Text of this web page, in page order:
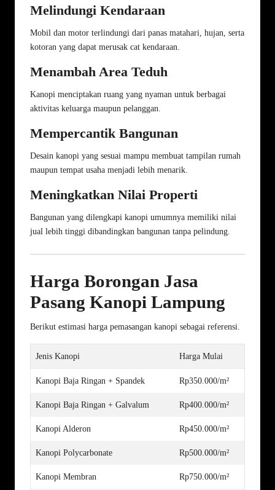
Melindungi Kendaraan
Mobil dan motor terlindungi dari panas matahari, hujan, serta
kotoran yang dapat merusak cat kendaraan.
Menambah Area Teduh
Kanopi menciptakan ruang yang nyaman untuk berbagai
aktivitas keluarga maupun pelanggan.
Mempercantik Bangunan
Desain kanopi yang sesuai mampu membuat tampilan rumah
maupun tempat usaha menjadi lebih menarik.
Meningkatkan Nilai Properti
Bangunan yang dilengkapi kanopi umumnya memiliki nilai
jual lebih tinggi dibandingkan bangunan tanpa pelindung.
Harga Borongan Jasa
Pasang Kanopi Lampung
Berikut estimasi harga pemasangan kanopi sebagai referensi.
Jenis Kanopi Harga Mulai
Kanopi Baja Ringan + Spandek Rp350.000/m²
Kanopi Baja Ringan + Galvalum Rp400.000/m²
Kanopi Alderon Rp450.000/m²
Kanopi Polycarbonate Rp500.000/m²
Kanopi Membran Rp750.000/m²